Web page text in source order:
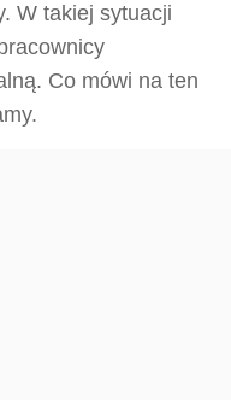
W takiej sytuacji
Co mówi na ten